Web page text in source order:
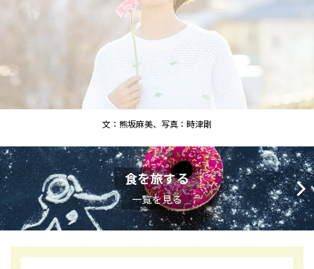
文：熊坂麻美、写真：時津剛
食を旅する
一覧を見る